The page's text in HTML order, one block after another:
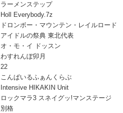
ラーメンステップ
Holl Everybody.7z
ドロンボー・マウンテン・レイルロード
アイドルの祭典 東北代表
オ・モ・イ ドッスン
わすれんぼ卯月
22
こんぱいるふぁんくらぶ
Intensive HIKAKIN Unit‪
ロックマラ3 スネイグッ!マンステージ
別格